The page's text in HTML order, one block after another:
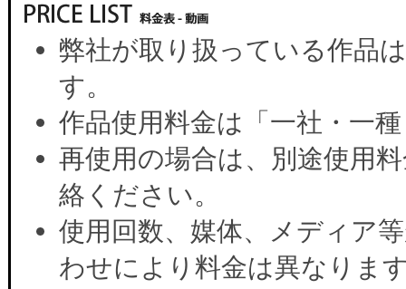
弊社が取り扱っている作品
す。
作品使用料金は「一社・一
再使用の場合は、別途使用
絡ください。
使用回数、媒体、メディア
わせにより料金は異なりま